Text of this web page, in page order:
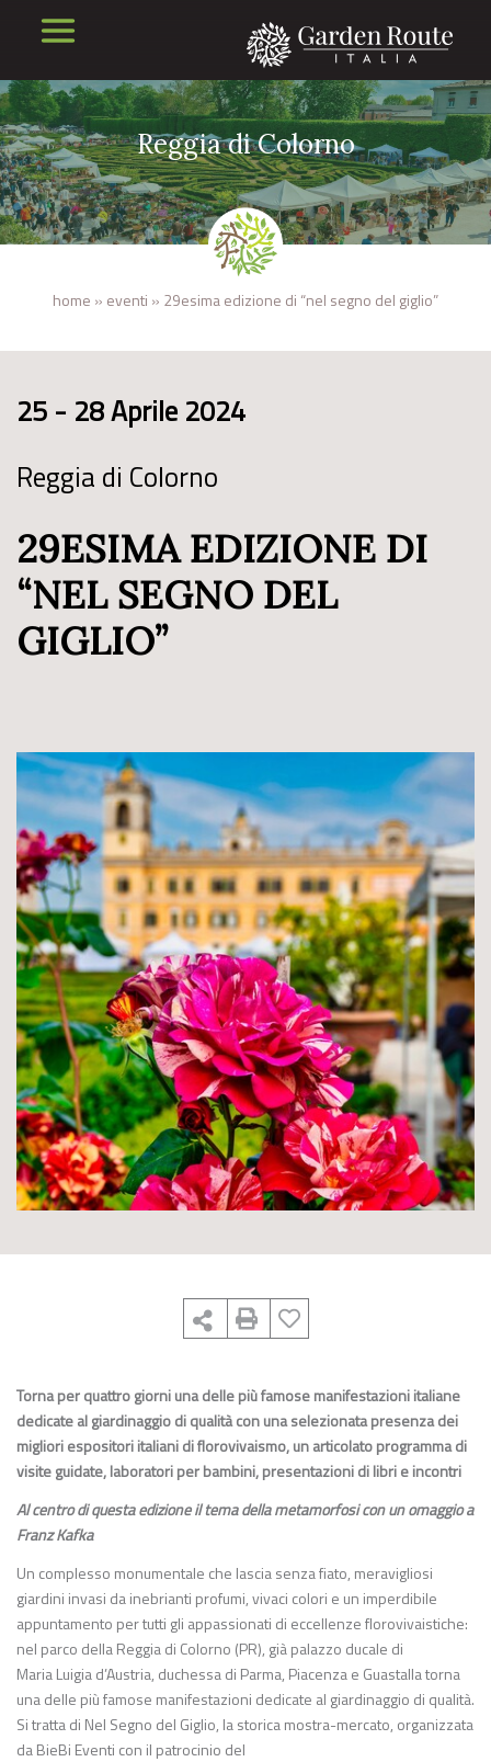
Reggia di Colorno
home » eventi » 29esima edizione di “nel segno del giglio”
25 - 28 Aprile 2024
Reggia di Colorno
29ESIMA EDIZIONE DI
“NEL SEGNO DEL
GIGLIO”
Torna per quattro giorni una delle più famose manifestazioni italiane
dedicate al giardinaggio di qualità con una selezionata presenza dei
migliori espositori italiani di florovivaismo, un articolato programma di
visite guidate, laboratori per bambini, presentazioni di libri e incontri
Al centro di questa edizione il tema della metamorfosi con un omaggio a
Franz Kafka
Un complesso monumentale che lascia senza fiato, meravigliosi
giardini invasi da inebrianti profumi, vivaci colori e un imperdibile
appuntamento per tutti gli appassionati di eccellenze florovivaistiche:
nel parco della Reggia di Colorno (PR), già palazzo ducale di
Maria Luigia d’Austria, duchessa di Parma, Piacenza e Guastalla torna
una delle più famose manifestazioni dedicate al giardinaggio di qualità.
Si tratta di Nel Segno del Giglio, la storica mostra-mercato, organizzata
da BieBi Eventi con il patrocinio del